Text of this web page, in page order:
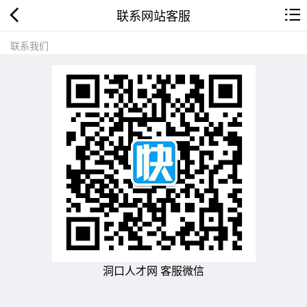
联系网站客服
联系我们
洞口人才网 客服微信